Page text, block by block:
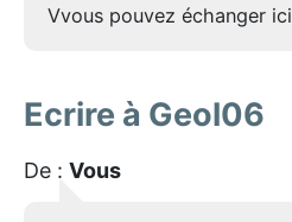
Vvous pouvez échanger
Ecrire à Geol06
De : Vous